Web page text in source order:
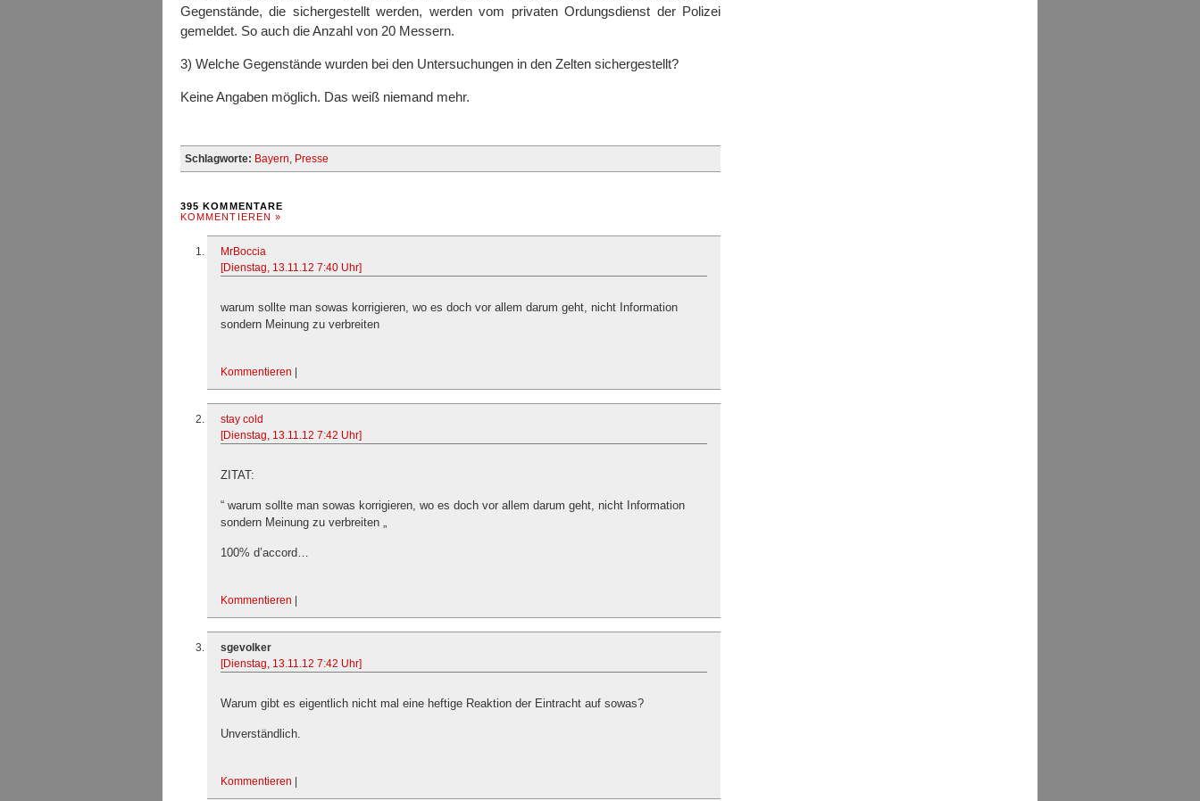
Gegenstände, die sichergestellt werden, werden vom privaten Ordungsdienst der Polizei
gemeldet. So auch die Anzahl von 20 Messern.
3) Welche Gegenstände wurden bei den Untersuchungen in den Zelten sichergestellt?
Keine Angaben möglich. Das weiß niemand mehr.
Schlagworte: Bayern, Presse
395 KOMMENTARE
KOMMENTIEREN »
MrBoccia
[Dienstag, 13.11.12 7:40 Uhr]
warum sollte man sowas korrigieren, wo es doch vor allem darum geht, nicht Information
sondern Meinung zu verbreiten
Kommentieren
stay cold
[Dienstag, 13.11.12 7:42 Uhr]
ZITAT:
“ warum sollte man sowas korrigieren, wo es doch vor allem darum geht, nicht Information
sondern Meinung zu verbreiten „
100% d’accord…
Kommentieren
sgevolker
[Dienstag, 13.11.12 7:42 Uhr]
Warum gibt es eigentlich nicht mal eine heftige Reaktion der Eintracht auf sowas?
Unverständlich.
Kommentieren